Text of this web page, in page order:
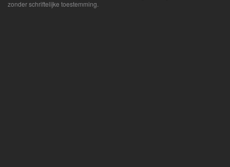
zonder schriftelijke toestemming.